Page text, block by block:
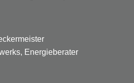
Energieberater